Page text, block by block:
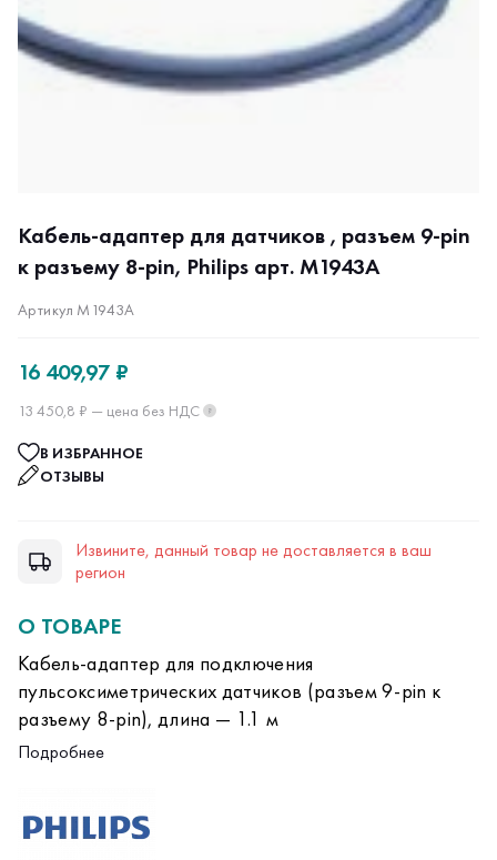
Кабель-адаптер для датчиков , разъем 9-pin
к разъему 8-pin, Philips арт. M1943A
Артикул M1943A
16 409,97 ₽
13 450,8 ₽ — цена без НДС ?
В ИЗБРАННОЕ
ОТЗЫВЫ
Извините, данный товар не доставляется в ваш
регион
О ТОВАРЕ
Кабель-адаптер для подключения
пульсоксиметрических датчиков (разъем 9-pin к
разъему 8-pin), длина — 1.1 м
Количество: 1 шт.
Подробнее